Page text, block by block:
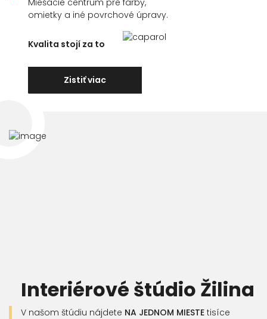
Miešacie centrum pre farby,
omietky a iné povrchové úpravy.
Kvalita stojí za to
Zistiť viac
Interiérové štúdio Žilina
V našom štúdiu nájdete NA JEDNOM MIESTE tisíce